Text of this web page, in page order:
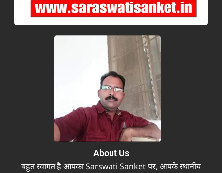
About Us
बहुत स्वागत है आपका Sarswati Sanket पर, आपके स्थानीय